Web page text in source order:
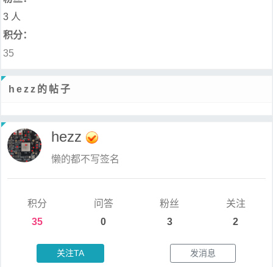
3 人
积分：
35
hezz的帖子
hezz
懒的都不写签名
积分
35
问答
0
粉丝
3
关注
2
关注TA 发消息